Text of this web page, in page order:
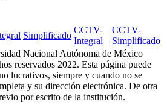
Simplificado
CCTV-
Integral
CCTV-
Simplificado
Nacional Autónoma de México
reservados 2022. Esta página puede
lucrativos, siempre y cuando no se
y su dirección electrónica. De otra
por escrito de la institución.